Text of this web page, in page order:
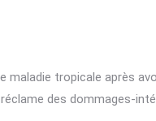
tropicale après
des dommages-